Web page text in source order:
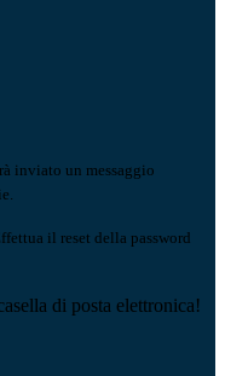
inviato un messaggio
il reset della password
di posta elettronica!